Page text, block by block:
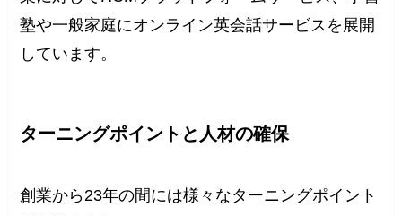
塾や一般家庭にオンライン英会話サービスを展開
しています。
ターニングポイントと人材の確保
創業から23年の間には様々なターニングポイント